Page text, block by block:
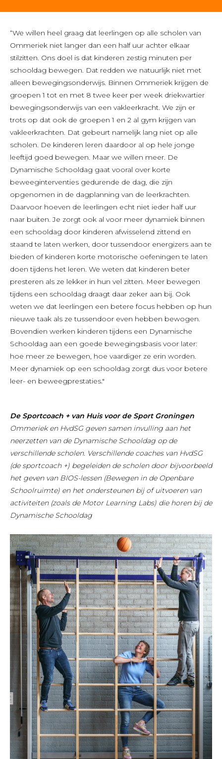
“We willen heel graag dat leerlingen op alle scholen van
Ommeriek niet langer dan een half uur achter elkaar
stilzitten. Ons doel is dat kinderen zestig minuten per
schooldag bewegen. Dat redden we natuurlijk niet met
alleen bewegingsonderwijs. Binnen Ommeriek krijgen de
groepen 1 tot en met 8 twee keer per week driekwartier
bewegingsonderwijs van een vakleerkracht. We zijn er
trots op dat ook de groepen 1 en 2 al gym krijgen van
vakleerkrachten. Dat gebeurt namelijk lang niet op alle
scholen. De kinderen leren daardoor al op hele jonge
leeftijd goed bewegen. Maar we willen meer. De
Dynamische Schooldag gaat vooral over korte
beweeginterventies gedurende de dag, die zijn
opgenomen in de dagplanning van de leerkrachten.
Daarvoor hoeven de leerlingen echt niet ieder half uur
naar buiten. Je zorgt ook al voor meer dynamiek binnen
een schooldag door kinderen afwisselend zittend en
staand te laten werken, door tussendoor energizers aan te
bieden of kinderen korte motorische oefeningen te laten
doen tijdens het leren. We weten dat kinderen beter
presteren als ze lekker in hun vel zitten. Meer bewegen
tijdens een schooldag draagt daar zeker aan bij. Ook
weten we dat leerlingen een betere focus hebben op hun
nieuwe taak als ze tussendoor even hebben bewogen.
Bovendien werken kinderen tijdens een Dynamische
Schooldag aan een goede bewegingsbasis voor later:
hoe meer ze bewegen, hoe vaardiger ze erin worden.
Meer dynamiek op een schooldag zorgt dus voor betere
leer- en beweegprestaties."
De Sportcoach + van Huis voor de Sport Groningen
Ommeriek en HvdSG geven samen invulling aan het
neerzetten van de Dynamische Schooldag op de
verschillende scholen. Verschillende coaches van HvdSG
(de sportcoach +) begeleiden de scholen door bijvoorbeeld
het geven van BIOS-lessen (Bewegen in de Openbare
Schoolruimte) en het ondersteunen bij of uitvoeren van
activiteiten (zoals de Motor Learning Labs) die horen bij de
Dynamische Schooldag